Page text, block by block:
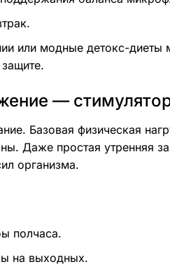
или модные детокс-диеты
—
Базовая физическая
Даже простая утренняя
организма.
полчаса.
на выходных.